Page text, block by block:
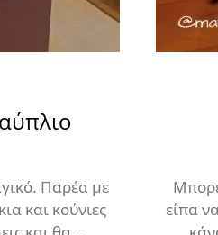
Παρέα με
και κούνιες
είπα